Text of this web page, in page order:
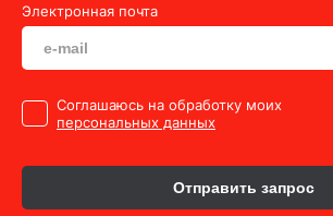
Электронная почта
Cоглашаюсь на обработку моих
персональных данных
Отправить запрос